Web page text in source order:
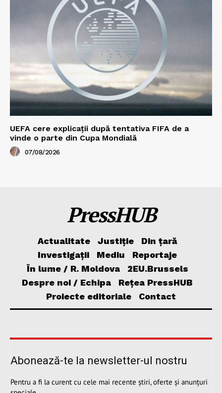
UEFA cere explicații după tentativa FIFA de a
vinde o parte din Cupa Mondială
07/08/2026
PressHUB
Actualitate Justiție
Din țară
Investigații
Mediu
Reportaje
În lume / R. Moldova
2EU.Brussels
Despre noi / Echipa
Rețea PressHUB
Proiecte editoriale
Contact
Abonează-te la newsletter-ul nostru
Pentru a fi la curent cu cele mai recente știri, oferte și anunțuri